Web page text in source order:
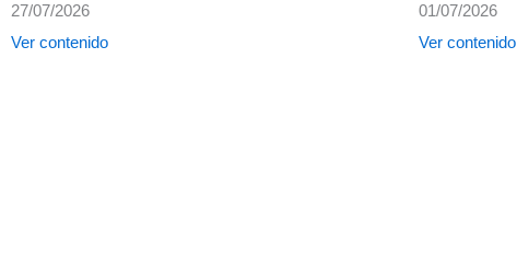
27/07/2026
Ver contenido
01/07/2026
Ver contenido